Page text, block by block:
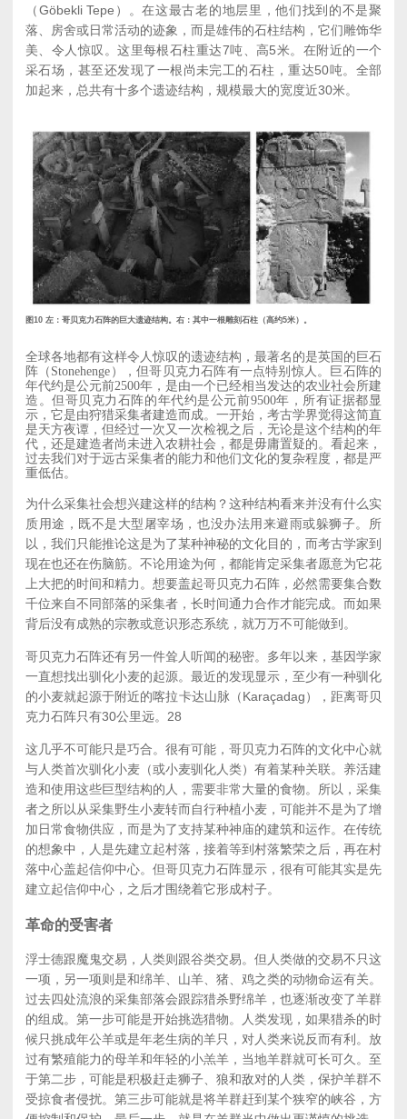
（Göbekli Tepe）。在这最古老的地层里，他们找到的不是聚
落、房舍或日常活动的迹象，而是雄伟的石柱结构，它们雕饰华
美、令人惊叹。这里每根石柱重达7吨、高5米。在附近的一个
采石场，甚至还发现了一根尚未完工的石柱，重达50吨。全部
加起来，总共有十多个遗迹结构，规模最大的宽度近30米。
图10 左：哥贝克力石阵的巨大遗迹结构。右：其中一根雕刻石柱（高约5米）。
全球各地都有这样令人惊叹的遗迹结构，最著名的是英国的巨石
阵（Stonehenge），但哥贝克力石阵有一点特别惊人。巨石阵的
年代约是公元前2500年，是由一个已经相当发达的农业社会所建
造。但哥贝克力石阵的年代约是公元前9500年，所有证据都显
示，它是由狩猎采集者建造而成。一开始，考古学界觉得这简直
是天方夜谭，但经过一次又一次检视之后，无论是这个结构的年
代，还是建造者尚未进入农耕社会，都是毋庸置疑的。看起来，
过去我们对于远古采集者的能力和他们文化的复杂程度，都是严
重低估。
为什么采集社会想兴建这样的结构？这种结构看来并没有什么实
质用途，既不是大型屠宰场，也没办法用来避雨或躲狮子。所
以，我们只能推论这是为了某种神秘的文化目的，而考古学家到
现在也还在伤脑筋。不论用途为何，都能肯定采集者愿意为它花
上大把的时间和精力。想要盖起哥贝克力石阵，必然需要集合数
千位来自不同部落的采集者，长时间通力合作才能完成。而如果
背后没有成熟的宗教或意识形态系统，就万万不可能做到。
哥贝克力石阵还有另一件耸人听闻的秘密。多年以来，基因学家
一直想找出驯化小麦的起源。最近的发现显示，至少有一种驯化
的小麦就起源于附近的喀拉卡达山脉（Karaçadag），距离哥贝
克力石阵只有30公里远。 28
这几乎不可能只是巧合。很有可能，哥贝克力石阵的文化中心就
与人类首次驯化小麦（或小麦驯化人类）有着某种关联。养活建
造和使用这些巨型结构的人，需要非常大量的食物。所以，采集
者之所以从采集野生小麦转而自行种植小麦，可能并不是为了增
加日常食物供应，而是为了支持某种神庙的建筑和运作。在传统
的想象中，人是先建立起村落，接着等到村落繁荣之后，再在村
落中心盖起信仰中心。但哥贝克力石阵显示，很有可能其实是先
建立起信仰中心，之后才围绕着它形成村子。
革命的受害者
浮士德跟魔鬼交易，人类则跟谷类交易。但人类做的交易不只这
一项，另一项则是和绵羊、山羊、猪、鸡之类的动物命运有关。
过去四处流浪的采集部落会跟踪猎杀野绵羊，也逐渐改变了羊群
的组成。第一步可能是开始挑选猎物。人类发现，如果猎杀的时
候只挑成年公羊或是年老生病的羊只，对人类来说反而有利。放
过有繁殖能力的母羊和年轻的小羔羊，当地羊群就可长可久。至
于第二步，可能是积极赶走狮子、狼和敌对的人类，保护羊群不
受掠食者侵扰。第三步可能就是将羊群赶到某个狭窄的峡谷，方